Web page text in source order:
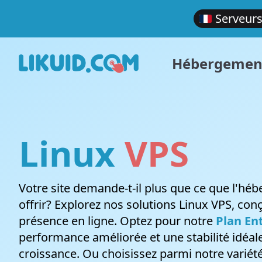
Hébergement de sites Web
stable
VPS Cloud
environnement d'hébergement. VPS Windows
et Linux
LIKUID.COM
services
Ouvrir une demande
de support
Devenir affilié
produits
Linux VPS
Votre site demande-t-il plus que ce que
offrir? Explorez nos solutions Linux VPS,
présence en ligne. Optez pour notre Plan
performance améliorée et une stabilité
croissance. Ou choisissez parmi notre